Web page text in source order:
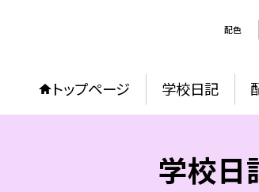
配色
トップページ 学校日記
学校日